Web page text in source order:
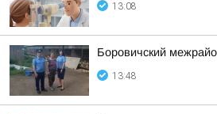
13:08
Боровичский
13:48